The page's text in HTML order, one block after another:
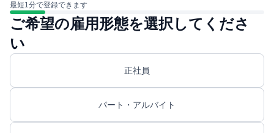
最短1分で登録できます
ご希望の雇用形態を選択してくださ
い
正社員
パート・アルバイト